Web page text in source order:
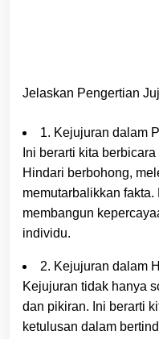
Jelaskan Pengertian
1. Kejujuran dalam
Ini berarti kita
Hindari berbohong,
memutarbalikkan
membangun
individu.
2. Kejujuran dalam
Kejujuran tidak hanya
dan pikiran. Ini berarti
ketulusan dalam